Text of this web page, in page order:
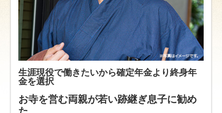
生涯現役で働きたいから確定年金より終身年
金を選択
お寺を営む両親が若い跡継ぎ息子に勧め